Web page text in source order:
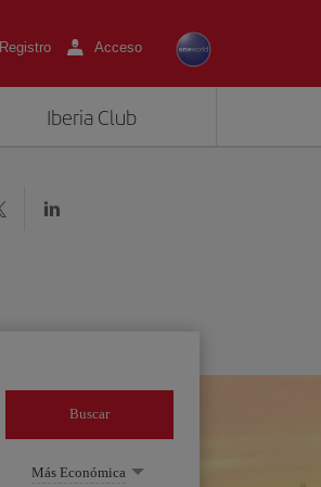
Registro Acceso
Iberia Club
Buscar
Más Económica